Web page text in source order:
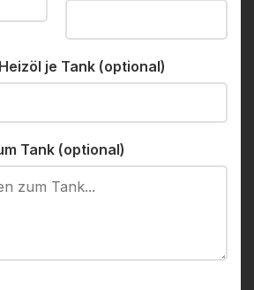
je Tank (optional)
Tank (optional)